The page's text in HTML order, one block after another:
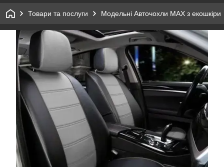
Товари та послуги Модельні Авточохли MAX з екошкіри